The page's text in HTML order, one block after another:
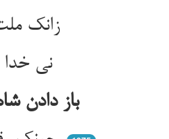
نی خدا را امتحانی می‌کنند ** نی در سود و زیانی می‌زنند
باز دادن شاه گنج‌نامه را به آن فقیر کی بگیر ما از سر این برخاستیم